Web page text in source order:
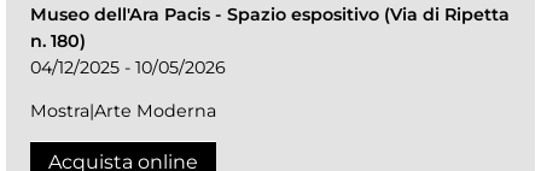
Museo dell'Ara Pacis - Spazio espositivo (Via di Ripetta
n. 180)
04/12/2025 - 10/05/2026
Mostra|Arte Moderna
Acquista online